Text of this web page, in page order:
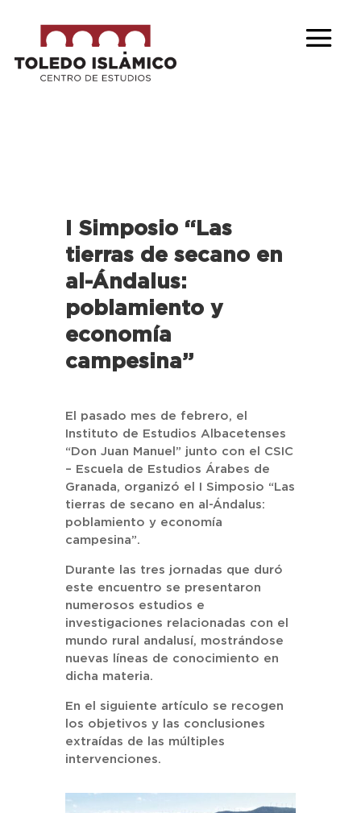
I Simposio “Las
tierras de secano en
al-Ándalus:
poblamiento y
economía
campesina”
El pasado mes de febrero, el
Instituto de Estudios Albacetenses
“Don Juan Manuel” junto con el CSIC
– Escuela de Estudios Árabes de
Granada, organizó el I Simposio “Las
tierras de secano en al-Ándalus:
poblamiento y economía
campesina”.
Durante las tres jornadas que duró
este encuentro se presentaron
numerosos estudios e
investigaciones relacionadas con el
mundo rural andalusí, mostrándose
nuevas líneas de conocimiento en
dicha materia.
En el siguiente artículo se recogen
los objetivos y las conclusiones
extraídas de las múltiples
intervenciones.